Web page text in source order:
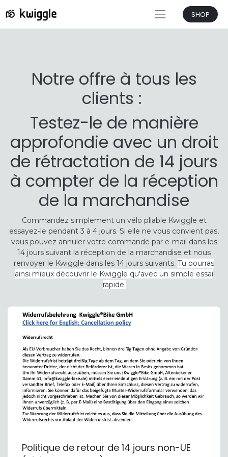
SHOP
Notre offre à tous les
clients :
Testez-le de manière
approfondie avec un droit
de rétractation de 14 jours
à compter de la réception
de la marchandise
Commandez simplement un vélo pliable Kwiggle et
essayez-le pendant 3 à 4 jours. Si elle ne vous convient pas,
vous pouvez annuler votre commande par e-mail dans les
14 jours suivant la réception de la marchandise et nous
renvoyer le Kwiggle dans les 14 jours suivants. Tu pourras
ainsi mieux découvrir le Kwiggle qu'avec un simple essai
rapide.
Politique de retour de 14 jours non-UE